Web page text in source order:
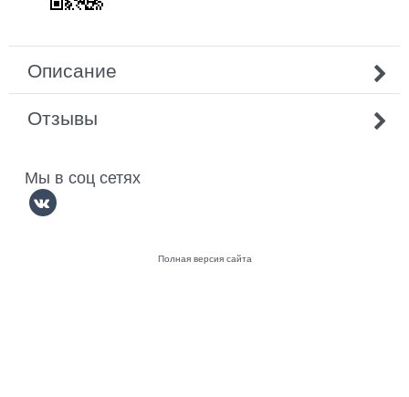
Описание
Отзывы
Мы в соц сетях
Полная версия сайта